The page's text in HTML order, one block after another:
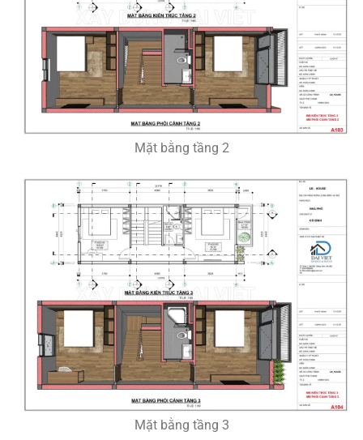
Mặt bằng tầng 2
Mặt bằng tầng 3